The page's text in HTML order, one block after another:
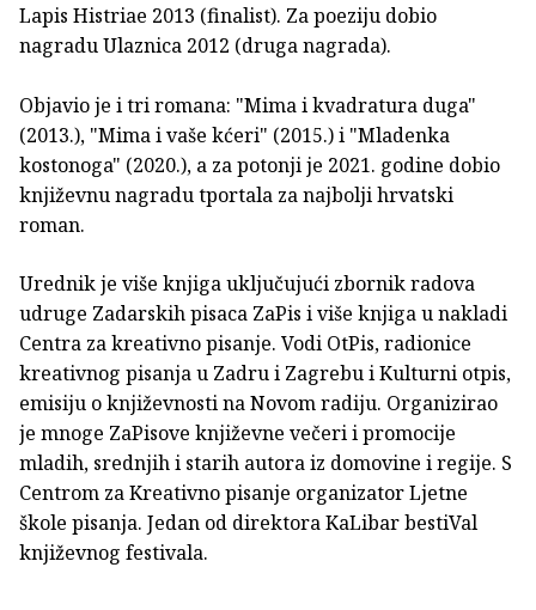
Lapis Histriae 2013 (finalist). Za poeziju dobio
nagradu Ulaznica 2012 (druga nagrada).
Objavio je i tri romana: "Mima i kvadratura duga"
(2013.), "Mima i vaše kćeri" (2015.) i "Mladenka
kostonoga" (2020.), a za potonji je 2021. godine dobio
književnu nagradu tportala za najbolji hrvatski
roman.
Urednik je više knjiga uključujući zbornik radova
udruge Zadarskih pisaca ZaPis i više knjiga u nakladi
Centra za kreativno pisanje. Vodi OtPis, radionice
kreativnog pisanja u Zadru i Zagrebu i Kulturni otpis,
emisiju o književnosti na Novom radiju. Organizirao
je mnoge ZaPisove književne večeri i promocije
mladih, srednjih i starih autora iz domovine i regije. S
Centrom za Kreativno pisanje organizator Ljetne
škole pisanja. Jedan od direktora KaLibar bestiVal
književnog festivala.